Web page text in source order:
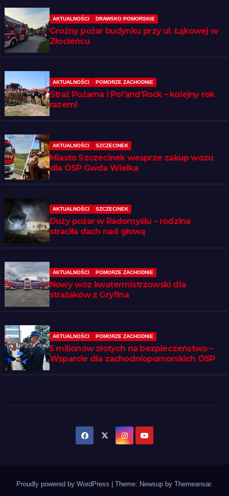
AKTUALNOŚCI DRAWSKO POMORSKIE
Groźny pożar budynku przy ul. Łąkowej w
Złocieńcu
AKTUALNOŚCI POMORZE ZACHODNIE
Straż Pożarna i Pol’and’Rock – kolejny rok
razem!
AKTUALNOŚCI SZCZECINEK
Miasto Szczecinek wesprze zakup wozu
dla OSP Gwda Wielka
AKTUALNOŚCI SZCZECINEK
Duży pożar w Radomyślu – rodzina
straciła dach nad głową
AKTUALNOŚCI POMORZE ZACHODNIE
Nowy wóz kwatermistrzowski dla
strażaków z Gryfina
AKTUALNOŚCI POMORZE ZACHODNIE
5 milionów złotych na bezpieczeństwo –
Wsparcie dla zachodniopomorskich OSP
Proudly powered by WordPress Theme: Newsup by Themeansar.